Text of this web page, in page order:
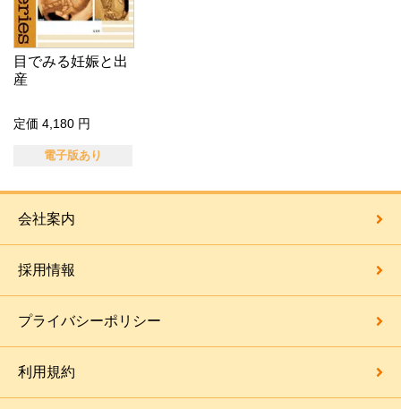
目でみる妊娠と出
産
定価 4,180 円
電子版あり
会社案内
採用情報
プライバシーポリシー
利用規約